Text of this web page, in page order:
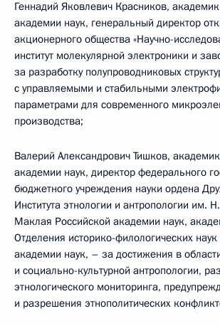
Геннадий Яковлевич Красников,
академии наук, генеральный директор
акционерного общества «Научно-
институт молекулярной электроники и
за разработку полупроводниковых
с управляемыми и стабильными
параметрами для современного
производства;
Валерий Александрович Тишков,
академии наук, директор федерального
бюджетного учреждения науки ордена
Института этнологии и антропологии им.
Маклая Российской академии наук,
Отделения историко-филологических
академии наук, – за достижения в
и социально-культурной антропологии,
этнологического мониторинга,
и разрешения этнополитических